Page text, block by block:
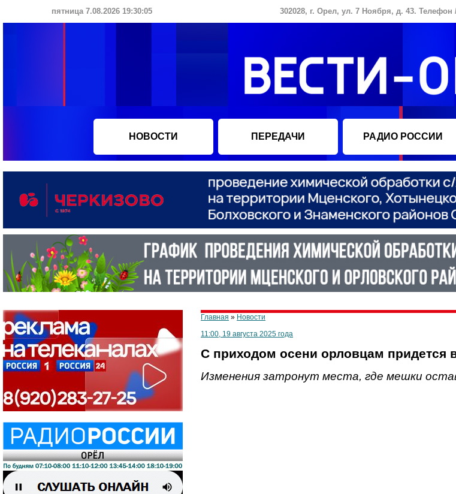
пятница 7.08.2026 19:30:06 302028, г. Орел, ул. 7 Ноября, д. 43. Телефон
НОВОСТИ ПЕРЕДАЧИ РАДИО РОССИИ
Главная » Новости
11:00, 19 августа 2025 года
С приходом осени орловцам
Изменения затронут места, где мешки